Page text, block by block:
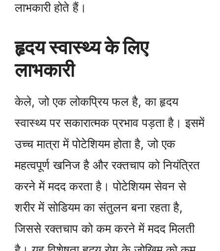
लाभकारी होते हैं।
हृदय स्वास्थ्य के लिए
लाभकारी
केले, जो एक लोकप्रिय फल है, का हृदय
स्वास्थ्य पर सकारात्मक प्रभाव पड़ता है। इसमें
उच्च मात्रा में पोटेशियम होता है, जो एक
महत्वपूर्ण खनिज है और रक्तचाप को नियंत्रित
करने में मदद करता है। पोटेशियम सेवन से
शरीर में सोडियम का संतुलन बना रहता है,
जिससे रक्तचाप को कम करने में मदद मिलती